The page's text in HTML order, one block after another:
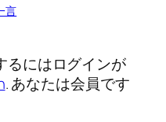
言
るにはログインが
. あなたは会員です